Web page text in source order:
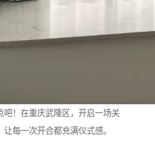
吧！在重庆武隆区，开启一场关
每一次开合都充满仪式感。